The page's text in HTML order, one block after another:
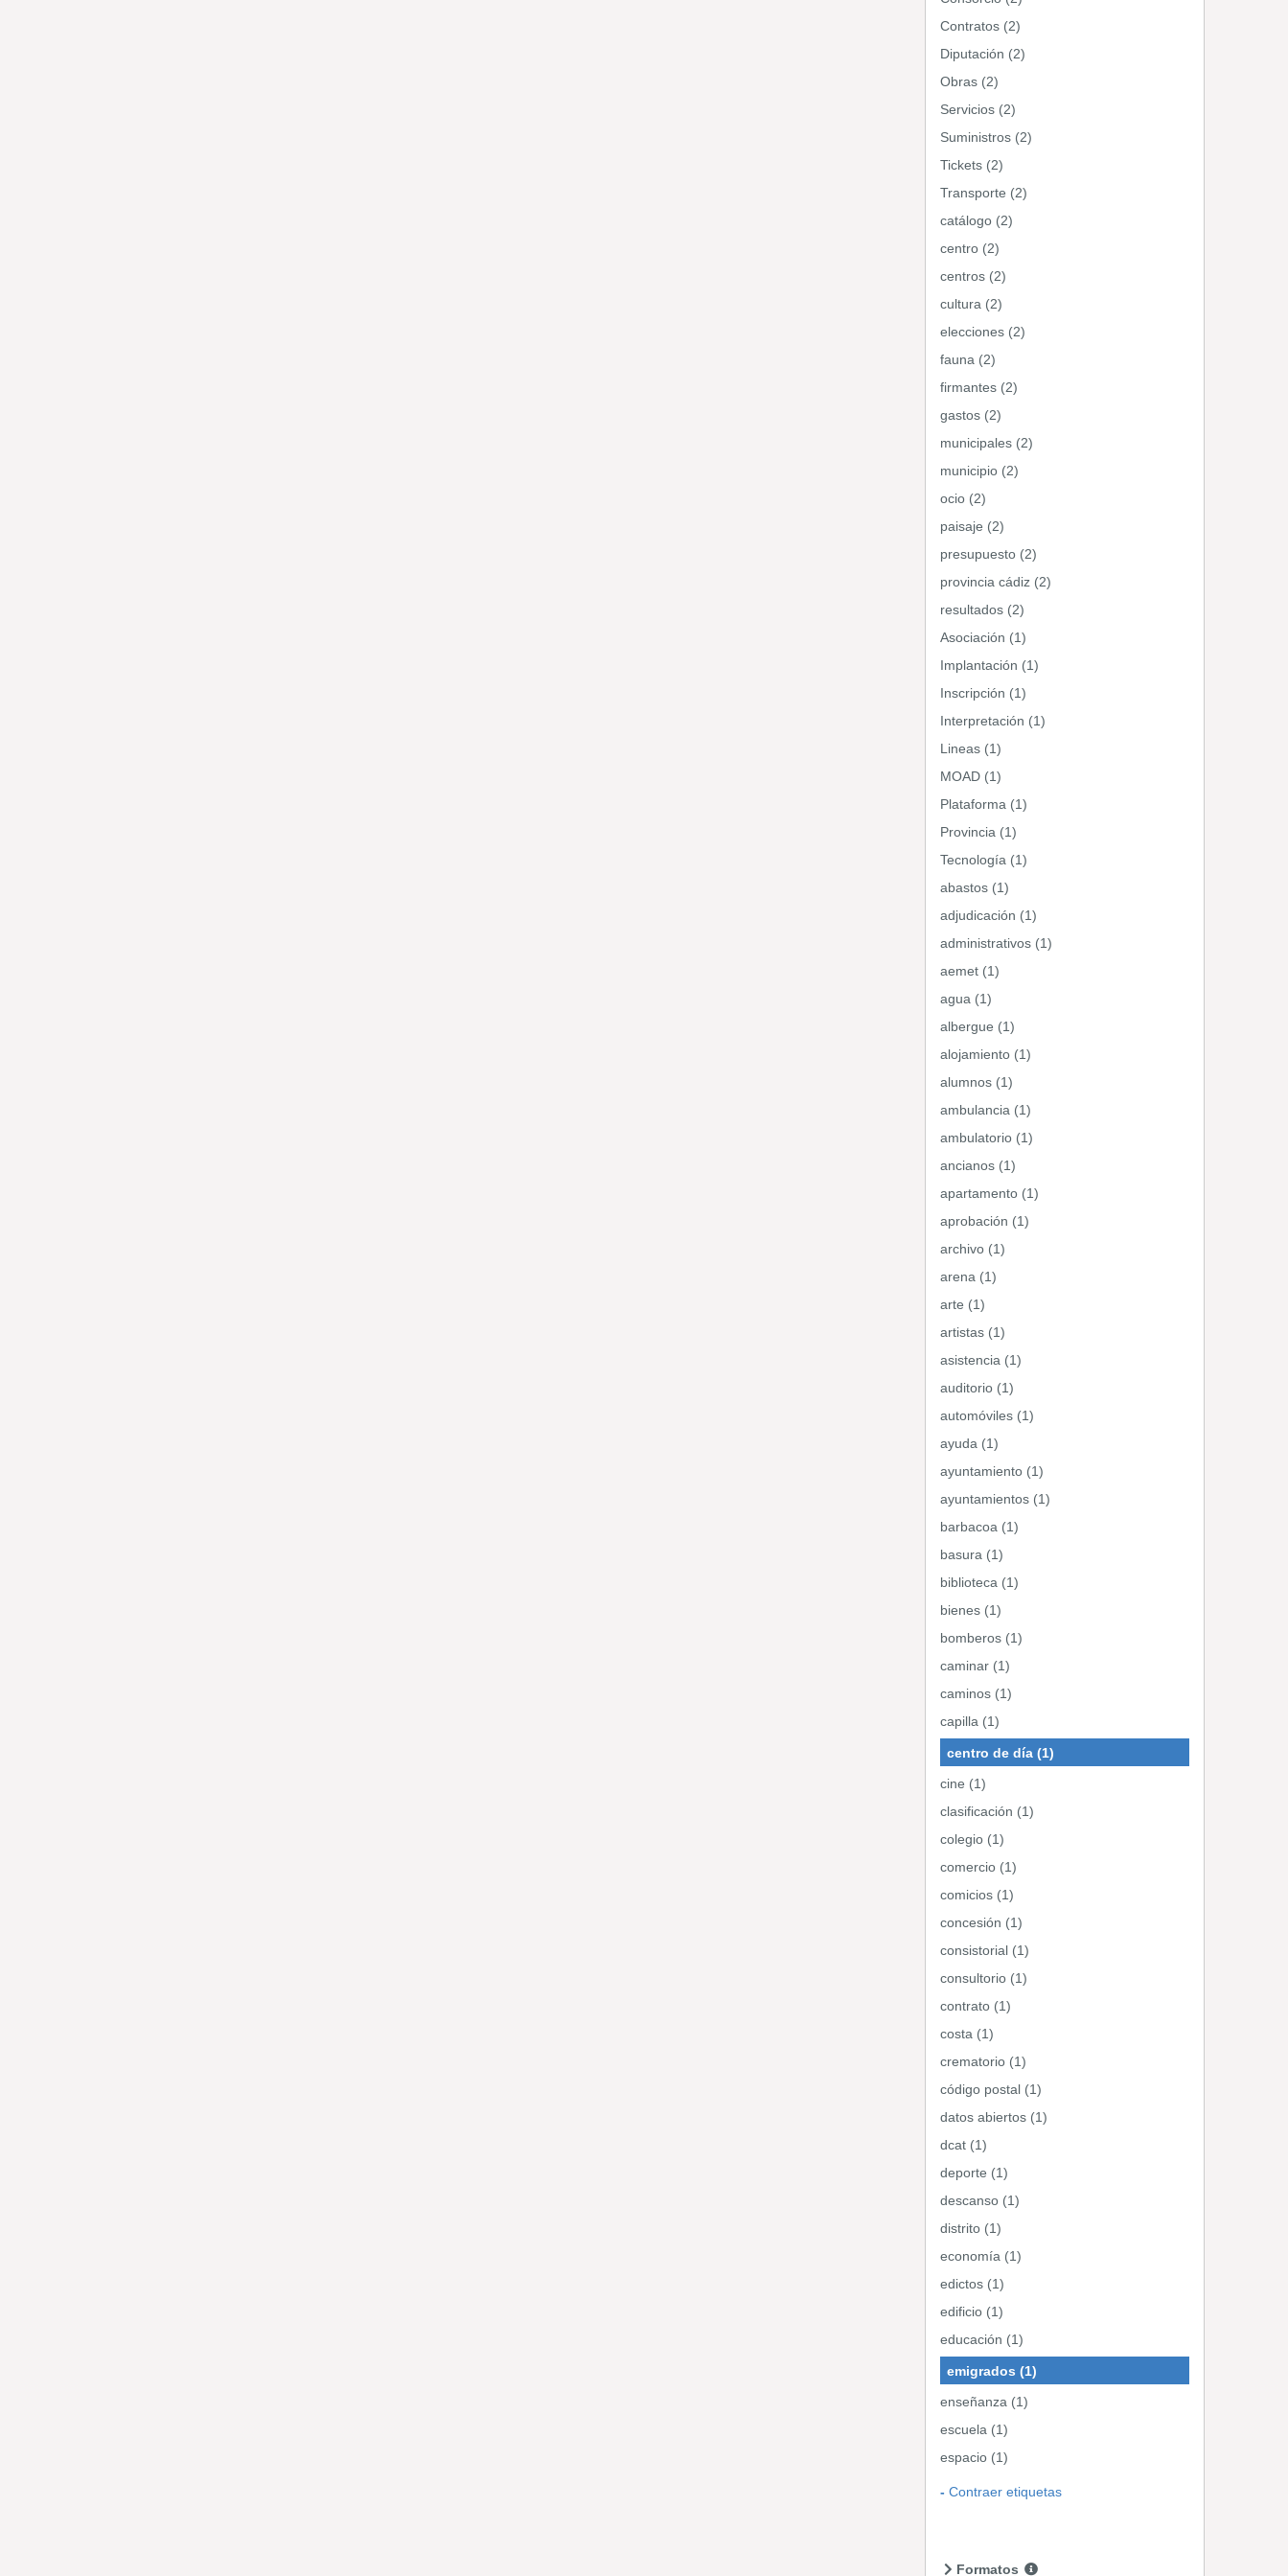
Contratos (2)
Diputación (2)
Obras (2)
Servicios (2)
Suministros (2)
Tickets (2)
Transporte (2)
catálogo (2)
centro (2)
centros (2)
cultura (2)
elecciones (2)
fauna (2)
firmantes (2)
gastos (2)
municipales (2)
municipio (2)
ocio (2)
paisaje (2)
presupuesto (2)
provincia cádiz (2)
resultados (2)
Asociación (1)
Implantación (1)
Inscripción (1)
Interpretación (1)
Lineas (1)
MOAD (1)
Plataforma (1)
Provincia (1)
Tecnología (1)
abastos (1)
adjudicación (1)
administrativos (1)
aemet (1)
agua (1)
albergue (1)
alojamiento (1)
alumnos (1)
ambulancia (1)
ambulatorio (1)
ancianos (1)
apartamento (1)
aprobación (1)
archivo (1)
arena (1)
arte (1)
artistas (1)
asistencia (1)
auditorio (1)
automóviles (1)
ayuda (1)
ayuntamiento (1)
ayuntamientos (1)
barbacoa (1)
basura (1)
biblioteca (1)
bienes (1)
bomberos (1)
caminar (1)
caminos (1)
capilla (1)
centro de día (1)
cine (1)
clasificación (1)
colegio (1)
comercio (1)
comicios (1)
concesión (1)
consistorial (1)
consultorio (1)
contrato (1)
costa (1)
crematorio (1)
código postal (1)
datos abiertos (1)
dcat (1)
deporte (1)
descanso (1)
distrito (1)
economía (1)
edictos (1)
edificio (1)
educación (1)
emigrados (1)
enseñanza (1)
escuela (1)
espacio (1)
Contraer etiquetas
Formatos